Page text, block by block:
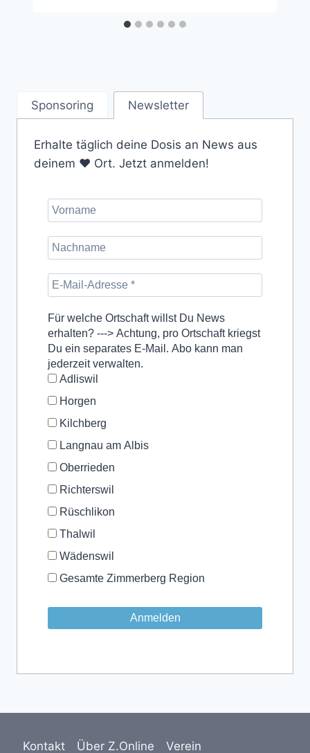
Sponsoring Newsletter
Erhalte täglich deine Dosis an News aus
deinem ❤️ Ort. Jetzt anmelden!
Für welche Ortschaft willst Du News
erhalten? ---> Achtung, pro Ortschaft kriegst
Du ein separates E-Mail. Abo kann man
jederzeit verwalten.
Adliswil
Horgen
Kilchberg
Langnau am Albis
Oberrieden
Richterswil
Rüschlikon
Thalwil
Wädenswil
Gesamte Zimmerberg Region
Kontakt Über Z.Online Verein